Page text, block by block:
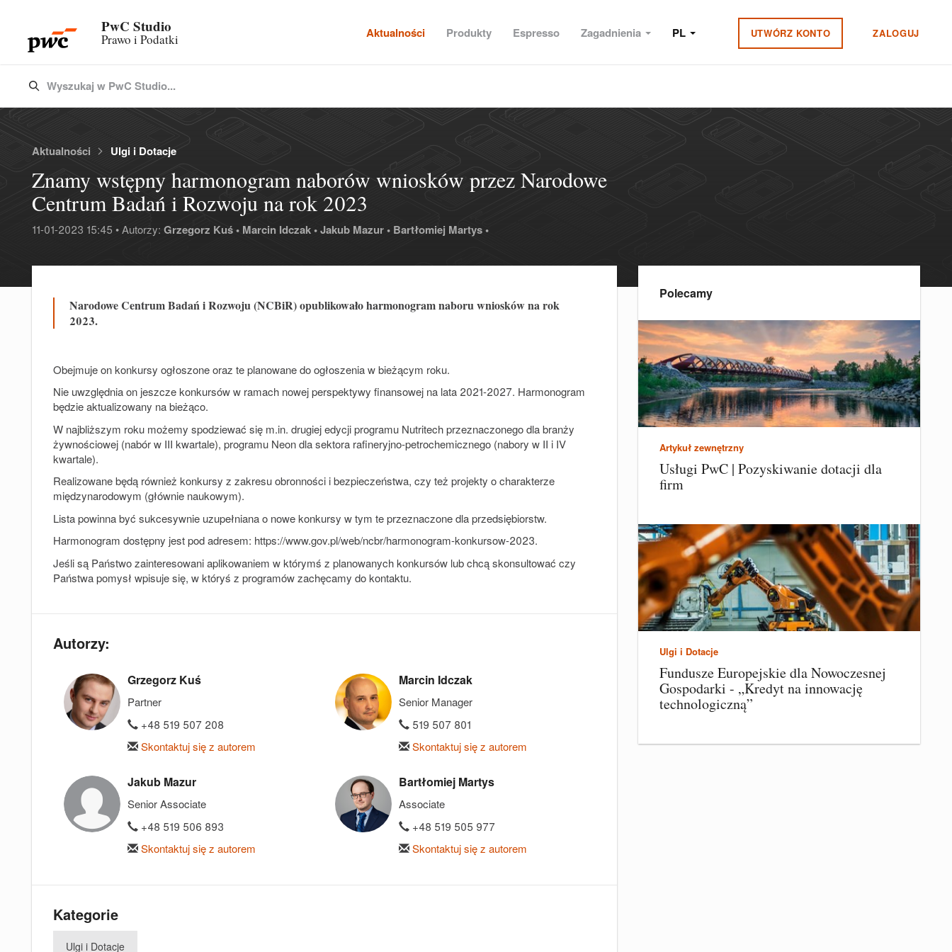
PwC Studio
Prawo i Podatki Aktualności Produkty Espresso Zagadnienia PL UTWÓRZ KONTO ZALOGUJ
Type 3 or more characters for results.
Wyszukaj w PwC Studio...
Aktualności Ulgi i Dotacje
Znamy wstępny harmonogram naborów wniosków przez Narodowe
Centrum Badań i Rozwoju na rok 2023
11-01-2023 15:45 • Autorzy: Grzegorz Kuś • Marcin Idczak •Jakub Mazur • Bartłomiej Martys •
Narodowe Centrum Badań i Rozwoju (NCBiR) opublikowało harmonogram naboru wniosków na rok
2023.
Obejmuje on konkursy ogłoszone oraz te planowane do ogłoszenia w bieżącym roku.
Nie uwzględnia on jeszcze konkursów w ramach nowej perspektywy finansowej na lata 2021-2027. Harmonogram
będzie aktualizowany na bieżąco.
W najbliższym roku możemy spodziewać się m.in. drugiej edycji programu Nutritechprzeznaczonego dla branży
żywnościowej (nabór w III kwartale), programu Neondla sektora rafineryjno-petrochemicznego (nabory w II i IV
kwartale).
Realizowane będą również konkursy z zakresu obronności i bezpieczeństwa, czy też projekty o charakterze
międzynarodowym (głównie naukowym).
Lista powinna być sukcesywnie uzupełniana o nowe konkursy w tym te przeznaczone dla przedsiębiorstw.
Harmonogram dostępny jest pod adresem: https://www.gov.pl/web/ncbr/harmonogram-konkursow-2023.
Jeśli są Państwo zainteresowani aplikowaniem w którymś z planowanych konkursów lub chcą skonsultować czy
Państwa pomysł wpisuje się, w któryś z programów zachęcamy do kontaktu.
Autorzy:
Grzegorz Kuś
Partner
+48 519 507 208
Skontaktuj się z autorem
Marcin Idczak
Senior Manager
519 507 801
Skontaktuj się z autorem
Jakub Mazur
Senior Associate
+48 519 506 893
Skontaktuj się z autorem
Bartłomiej Martys
Associate
+48 519 505 977
Skontaktuj się z autorem
Kategorie
Ulgi i Dotacje
Polecamy
Artykuł zewnętrzny
Usługi PwC | Pozyskiwanie dotacji dla
firm
Ulgi i Dotacje
Fundusze Europejskie dla Nowoczesnej
Gospodarki - „Kredyt na innowację
technologiczną”